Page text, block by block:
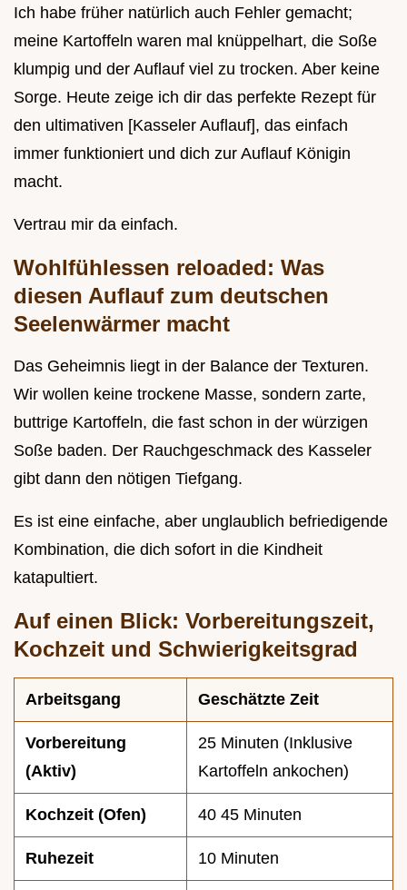
Ich habe früher natürlich auch Fehler gemacht;
meine Kartoffeln waren mal knüppelhart, die Soße
klumpig und der Auflauf viel zu trocken. Aber keine
Sorge. Heute zeige ich dir das perfekte Rezept für
den ultimativen [Kasseler Auflauf], das einfach
immer funktioniert und dich zur Auflauf Königin
macht.
Vertrau mir da einfach.
Wohlfühlessen reloaded: Was
diesen Auflauf zum deutschen
Seelenwärmer macht
Das Geheimnis liegt in der Balance der Texturen.
Wir wollen keine trockene Masse, sondern zarte,
buttrige Kartoffeln, die fast schon in der würzigen
Soße baden. Der Rauchgeschmack des Kasseler
gibt dann den nötigen Tiefgang.
Es ist eine einfache, aber unglaublich befriedigende
Kombination, die dich sofort in die Kindheit
katapultiert.
Auf einen Blick: Vorbereitungszeit,
Kochzeit und Schwierigkeitsgrad
Arbeitsgang Geschätzte Zeit
Vorbereitung
(Aktiv)
25 Minuten (Inklusive
Kartoffeln ankochen)
Kochzeit (Ofen) 40 45 Minuten
Ruhezeit 10 Minuten